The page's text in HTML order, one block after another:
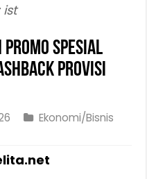
ist
Spesial
Provisi
Ekonomi/Bisnis